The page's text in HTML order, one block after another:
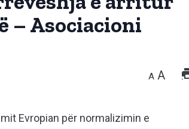
– Asociacioni
A A
Evropian për normalizimin e